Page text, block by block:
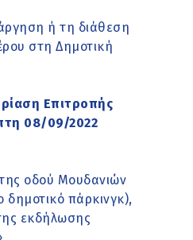
ή τη διάθεση
στη Δημοτική
Επιτροπής
08/09/2022
οδού Μουδανιών
δημοτικό πάρκινγκ),
εκδήλωσης